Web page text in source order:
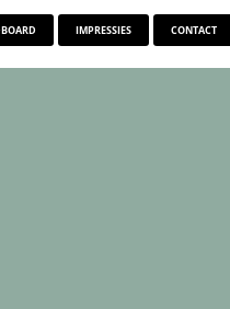
IMPRESSIES CONTACT